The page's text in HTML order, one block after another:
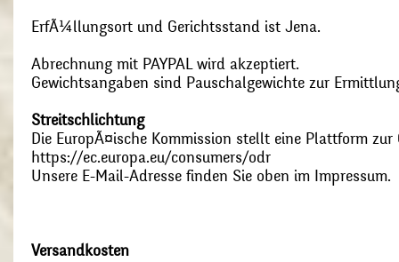
ErfÃ¼llungsort und Gerichtsstand ist Jena.
Abrechnung mit PAYPAL wird akzeptiert.
Gewichtsangaben sind Pauschalgewichte zur
Streitschlichtung
Die EuropÃ¤ische Kommission stellt eine Plattform
https://ec.europa.eu/consumers/odr
Unsere E-Mail-Adresse finden Sie oben im Impressum.
Versandkosten